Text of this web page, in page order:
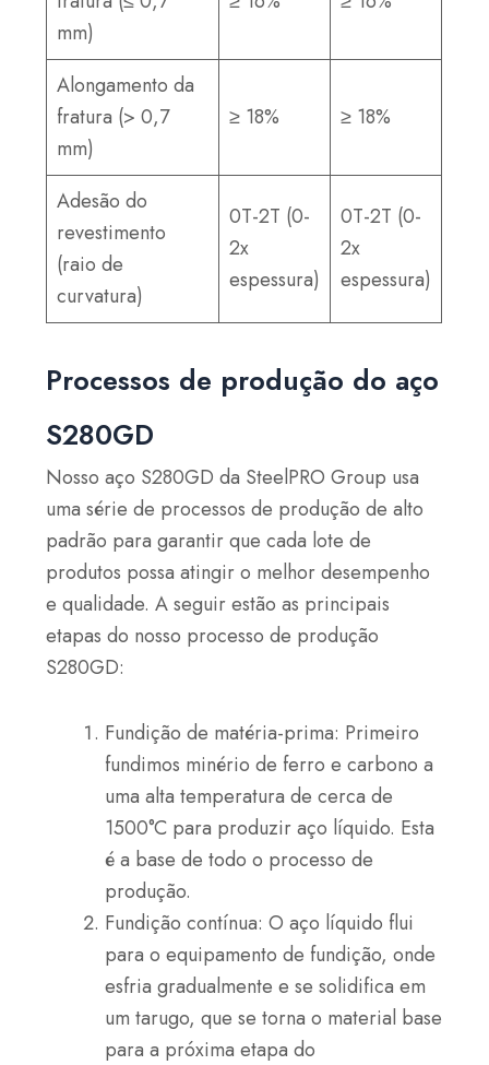
mm)
Alongamento da
fratura (> 0,7
mm)
≥ 18% ≥ 18%
Adesão do
revestimento
(raio de
curvatura)
0T-2T (0-
2x
espessura)
0T-2T (0-
2x
espessura)
Processos de produção do aço
S280GD
Nosso aço S280GD da SteelPRO Group usa
uma série de processos de produção de alto
padrão para garantir que cada lote de
produtos possa atingir o melhor desempenho
e qualidade. A seguir estão as principais
etapas do nosso processo de produção
S280GD:
Fundição de matéria-prima: Primeiro
fundimos minério de ferro e carbono a
uma alta temperatura de cerca de
1500°C para produzir aço líquido. Esta
é a base de todo o processo de
produção.
Fundição contínua: O aço líquido flui
para o equipamento de fundição, onde
esfria gradualmente e se solidifica em
um tarugo, que se torna o material base
para a próxima etapa do